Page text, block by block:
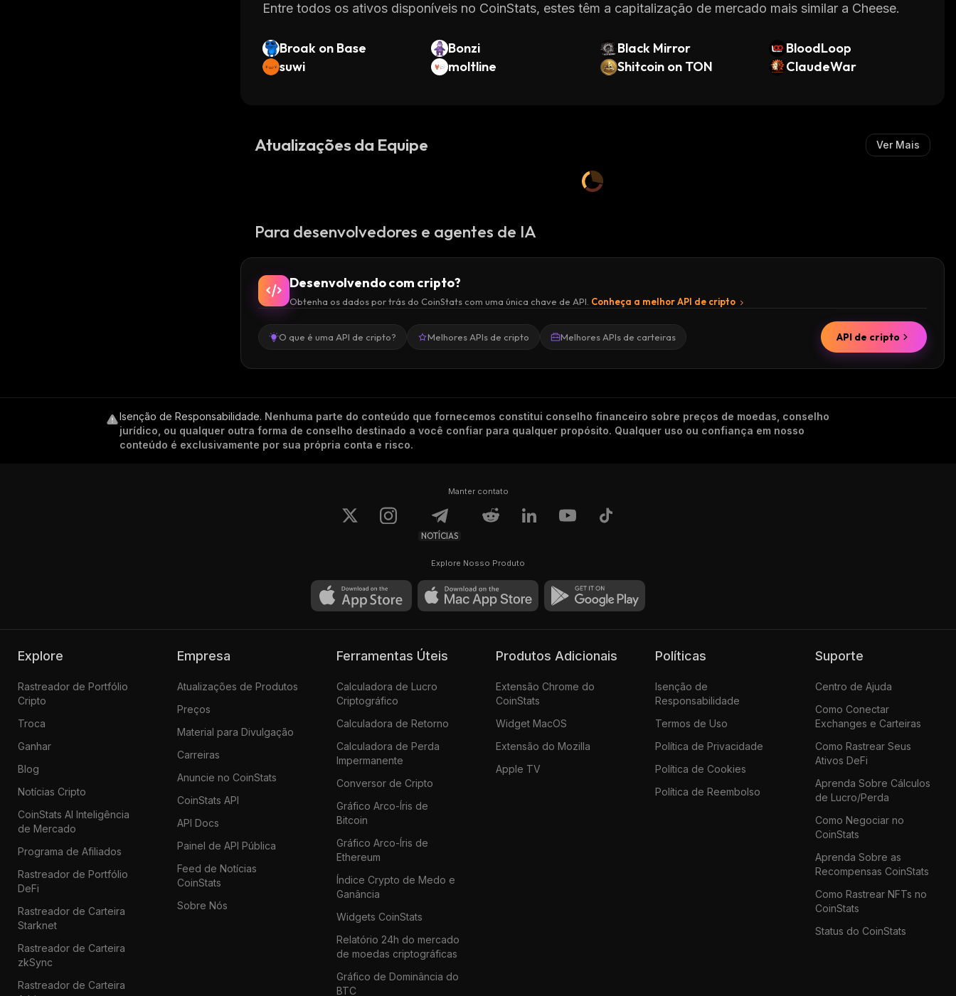
Entre todos os ativos disponíveis no CoinStats, estes têm a capitalização de mercado mais similar a Cheese.
Broak on Base Bonzi Black Mirror
BloodLoop
suwi
moltline Shitcoin on TON ClaudeWar
Atualizações da Equipe Ver Mais
Para desenvolvedores e agentes de IA
Desenvolvendo com cripto?
Obtenha os dados por trás do CoinStats com uma única chave de API. Conheça a melhor API de cripto
O que é uma API de cripto? Melhores APIs de cripto Melhores APIs de carteiras API de cripto
Isenção de Responsabilidade. Nenhuma parte do conteúdo que fornecemos constitui conselho financeiro sobre preços de moedas, conselho
jurídico, ou qualquer outra forma de conselho destinado a você confiar para qualquer propósito. Qualquer uso ou confiança em nosso
conteúdo é exclusivamente por sua própria conta e risco.
Manter contato
NOTÍCIAS
Explore Nosso Produto
Explore
Rastreador de Portfólio
Cripto
Troca
Ganhar
Blog
Notícias Cripto
CoinStats AI Inteligência
de Mercado
Programa de Afiliados
Rastreador de Portfólio
DeFi
Rastreador de Carteira
Starknet
Rastreador de Carteira
zkSync
Rastreador de Carteira
Empresa
Atualizações de Produtos
Preços
Material para Divulgação
Carreiras
Anuncie no CoinStats
CoinStats API
API Docs
Painel de API Pública
Feed de Notícias
CoinStats
Sobre Nós
Ferramentas Úteis
Calculadora de Lucro
Criptográfico
Calculadora de Retorno
Calculadora de Perda
Impermanente
Conversor de Cripto
Gráfico Arco-Íris de
Bitcoin
Gráfico Arco-Íris de
Ethereum
Índice Crypto de Medo e
Ganância
Widgets CoinStats
Relatório 24h do mercado
de moedas criptográficas
Gráfico de Dominância do
BTC
Produtos Adicionais
Extensão Chrome do
CoinStats
Widget MacOS
Extensão do Mozilla
Apple TV
Políticas
Isenção de
Responsabilidade
Termos de Uso
Política de Privacidade
Política de Cookies
Política de Reembolso
Suporte
Centro de Ajuda
Como Conectar
Exchanges e Carteiras
Como Rastrear Seus
Ativos DeFi
Aprenda Sobre Cálculos
de Lucro/Perda
Como Negociar no
CoinStats
Aprenda Sobre as
Recompensas CoinStats
Como Rastrear NFTs no
CoinStats
Status do CoinStats